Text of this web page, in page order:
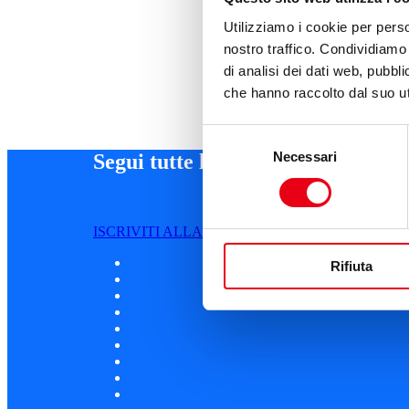
Utilizziamo i cookie per
nostro traffico.
di analisi dei dati web,
che hanno raccolto dal suo
del
Necessari
Rifiuta
Segui tutte le novità
ISCRIVITI ALLA NEWSLETTER